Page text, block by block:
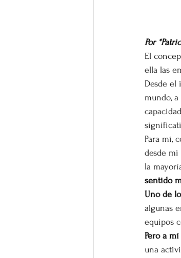
Por
El
ella las
Desde el
mundo,
Para mí,
desde mi
la
sentido
Uno de
algunas
equipos
Pero a
una